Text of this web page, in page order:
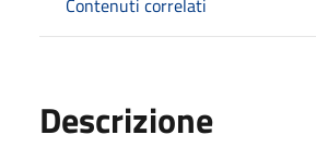
Descrizione